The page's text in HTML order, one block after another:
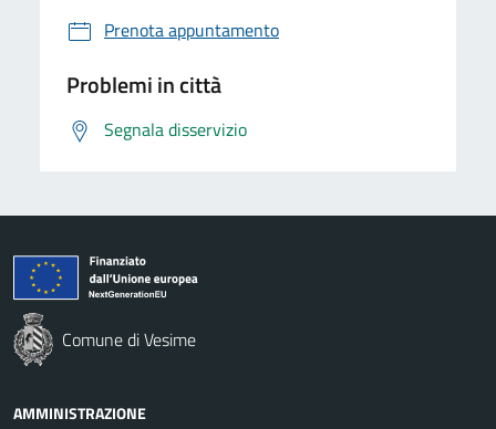
Prenota appuntamento
Problemi in città
Segnala disservizio
Comune di Vesime
AMMINISTRAZIONE